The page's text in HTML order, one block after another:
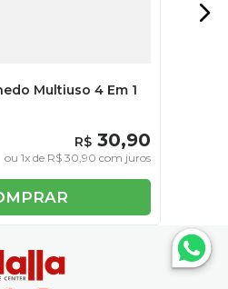
Multiuso 4 Em 1
R$ 30,90
ou1x de R$ 30,90 com juros